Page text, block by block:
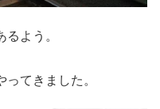
よう。
てきました。